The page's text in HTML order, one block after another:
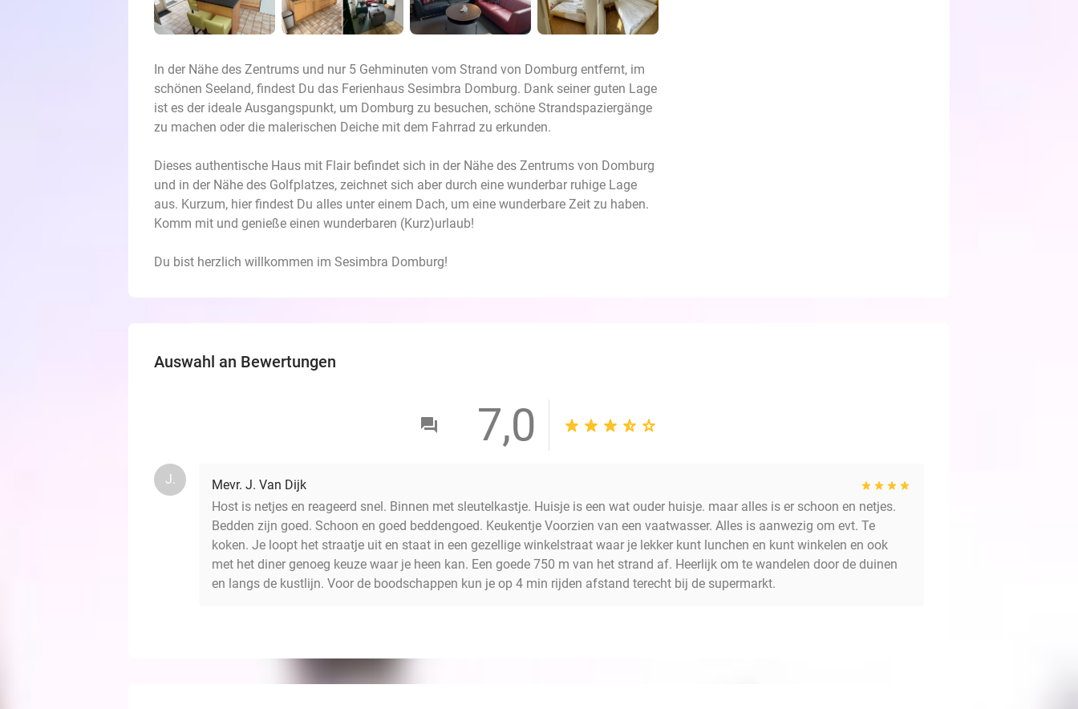
In der Nähe des Zentrums und nur 5 Gehminuten vom Strand von Domburg entfernt, im
schönen Seeland, findest Du das Ferienhaus Sesimbra Domburg. Dank seiner guten Lage
ist es der ideale Ausgangspunkt, um Domburg zu besuchen, schöne Strandspaziergänge
zu machen oder die malerischen Deiche mit dem Fahrrad zu erkunden.
Dieses authentische Haus mit Flair befindet sich in der Nähe des Zentrums von Domburg
und in der Nähe des Golfplatzes, zeichnet sich aber durch eine wunderbar ruhige Lage
aus. Kurzum, hier findest Du alles unter einem Dach, um eine wunderbare Zeit zu haben.
Komm mit und genieße einen wunderbaren (Kurz)urlaub!
Du bist herzlich willkommen im Sesimbra Domburg!
Auswahl an Bewertungen
7,0
J.
Mevr. J. Van Dijk
Host is netjes en reageerd snel. Binnen met sleutelkastje. Huisje is een wat ouder huisje. maar alles is er schoon en netjes.
Bedden zijn goed. Schoon en goed beddengoed. Keukentje Voorzien van een vaatwasser. Alles is aanwezig om evt. Te
koken. Je loopt het straatje uit en staat in een gezellige winkelstraat waar je lekker kunt lunchen en kunt winkelen en ook
met het diner genoeg keuze waar je heen kan. Een goede 750 m van het strand af. Heerlijk om te wandelen door de duinen
en langs de kustlijn. Voor de boodschappen kun je op 4 min rijden afstand terecht bij de supermarkt.